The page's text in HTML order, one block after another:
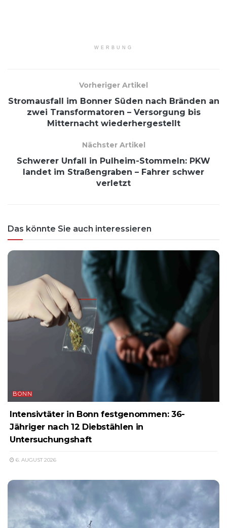
WERBUNG
Vorheriger Artikel
Stromausfall im Bonner Süden nach Bränden an
zwei Transformatoren – Versorgung bis
Mitternacht wiederhergestellt
Nächster Artikel
Schwerer Unfall in Pulheim-Stommeln: PKW
landet im Straßengraben – Fahrer schwer
verletzt
Das könnte Sie auch interessieren
BONN
Intensivtäter in Bonn festgenommen: 36-
Jähriger nach 12 Diebstählen in
Untersuchungshaft
6. AUGUST 2026